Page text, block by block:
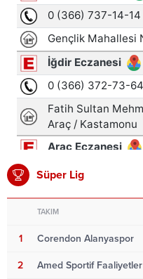
Süper Lig
TAKIM
1 Corendon Alanyaspor
2 Amed Sportif Faaliyetler